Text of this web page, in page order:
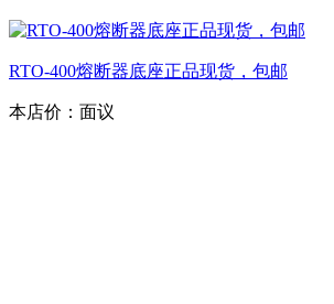
RTO-400熔断器底座正品现货，包邮
本店价： 面议